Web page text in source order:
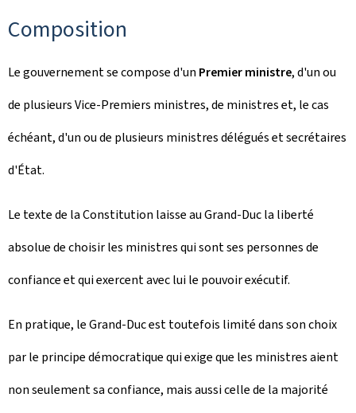
Composition
Le gouvernement se compose d'un Premier ministre, d'un ou
de plusieurs Vice-Premiers ministres, de ministres et, le cas
échéant, d'un ou de plusieurs ministres délégués et secrétaires
d'État.
Le texte de la Constitution laisse au Grand-Duc la liberté
absolue de choisir les ministres qui sont ses personnes de
confiance et qui exercent avec lui le pouvoir exécutif.
En pratique, le Grand-Duc est toutefois limité dans son choix
par le principe démocratique qui exige que les ministres aient
non seulement sa confiance, mais aussi celle de la majorité